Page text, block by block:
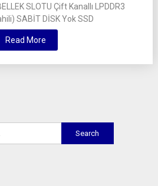
SLOTU Çift Kanallı LPDDR3
SABİT DİSK Yok SSD
Read More